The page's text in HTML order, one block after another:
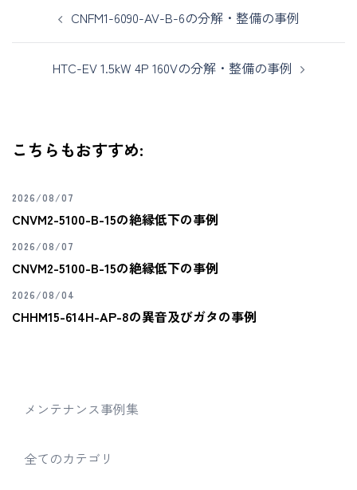
CNFM1-6090-AV-B-6の分解・整備の事例
HTC-EV 1.5kW 4P 160Vの分解・整備の事例
こちらもおすすめ:
2026/08/07
CNVM2-5100-B-15の絶縁低下の事例
2026/08/07
CNVM2-5100-B-15の絶縁低下の事例
2026/08/04
CHHM15-614H-AP-8の異音及びガタの事例
メンテナンス事例集
全てのカテゴリ